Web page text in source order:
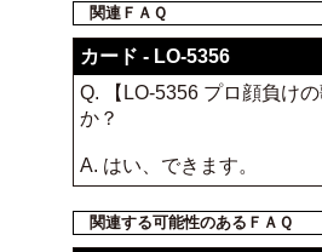
関連ＦＡＱ
カード - LO-5356
Q. 【LO-5356 プロ顔負け
か？
A. はい、できます。
関連する可能性のあるＦＡＱ